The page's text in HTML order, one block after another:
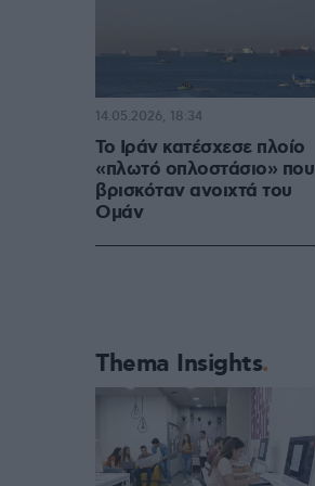
Το Ιράν κατέσχεσε πλοίο
«πλωτό οπλοστάσιο» που
βρισκόταν ανοιχτά του
Ομάν
14.05.2026, 18:34
Thema Insights